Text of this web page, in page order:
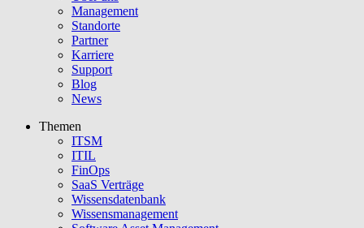
Management
Standorte
Partner
Karriere
Support
Blog
News
Themen
ITSM
ITIL
FinOps
SaaS Verträge
Wissensdatenbank
Wissensmanagement